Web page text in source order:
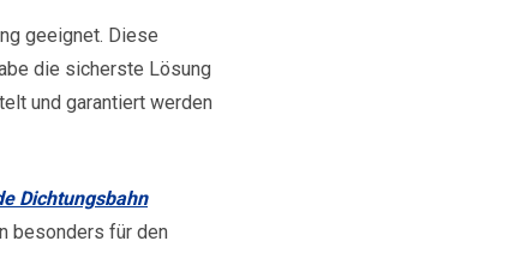
geeignet. Diese
die sicherste Lösung
und garantiert werden
Dichtungsbahn
besonders für den